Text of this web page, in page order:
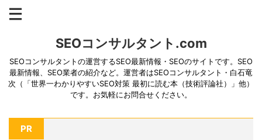
SEOコンサルタント.com
SEOコンサルタントの運営するSEO最新情報・SEOのサイトです。SEO
最新情報、SEO業者の紹介など。運営者はSEOコンサルタント・白石竜
次（「世界一わかりやすいSEO対策 最初に読む本（技術評論社）」他）
です。お気軽にお問合せください。
PR